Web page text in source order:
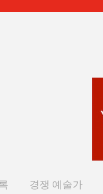
경쟁 예술가